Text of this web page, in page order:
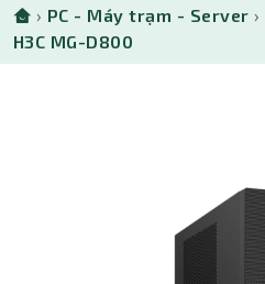
› PC - Máy trạm - Server ›
H3C MG-D800